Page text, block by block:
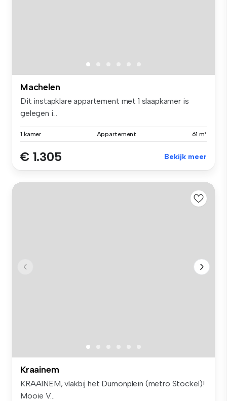
Machelen
Dit instapklare appartement met 1 slaapkamer is
gelegen i...
1 kamer Appartement 61 m²
€ 1.305 Bekijk meer
Kraainem
KRAAINEM, vlakbij het Dumonplein (metro Stockel)!
Mooie V...